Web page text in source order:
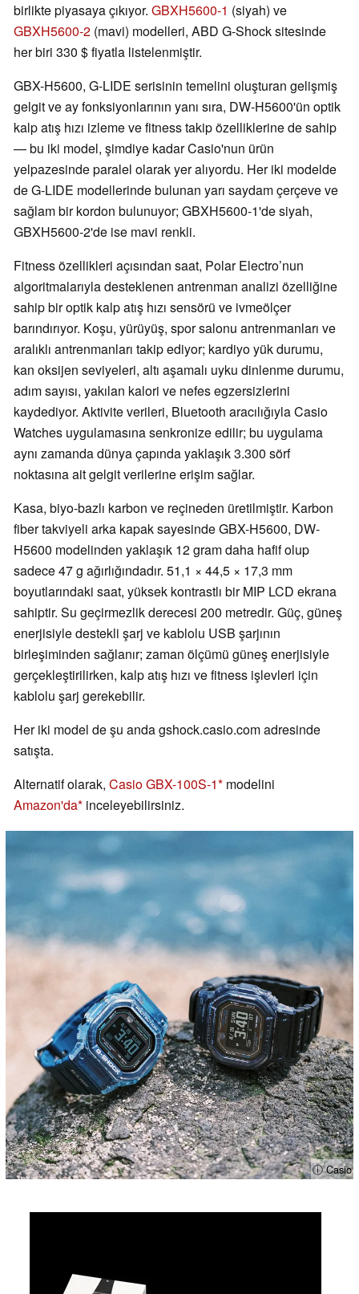
birlikte piyasaya çıkıyor. GBXH5600-1 (siyah) ve
GBXH5600-2 (mavi) modelleri, ABD G-Shock sitesinde
her biri 330 $ fiyatla listelenmiştir.
GBX-H5600, G-LIDE serisinin temelini oluşturan gelişmiş
gelgit ve ay fonksiyonlarının yanı sıra, DW-H5600'ün optik
kalp atış hızı izleme ve fitness takip özelliklerine de sahip
— bu iki model, şimdiye kadar Casio'nun ürün
yelpazesinde paralel olarak yer alıyordu. Her iki modelde
de G-LIDE modellerinde bulunan yarı saydam çerçeve ve
sağlam bir kordon bulunuyor; GBXH5600-1'de siyah,
GBXH5600-2'de ise mavi renkli.
Fitness özellikleri açısından saat, Polar Electro’nun
algoritmalarıyla desteklenen antrenman analizi özelliğine
sahip bir optik kalp atış hızı sensörü ve ivmeölçer
barındırıyor. Koşu, yürüyüş, spor salonu antrenmanları ve
aralıklı antrenmanları takip ediyor; kardiyo yük durumu,
kan oksijen seviyeleri, altı aşamalı uyku dinlenme durumu,
adım sayısı, yakılan kalori ve nefes egzersizlerini
kaydediyor. Aktivite verileri, Bluetooth aracılığıyla Casio
Watches uygulamasına senkronize edilir; bu uygulama
aynı zamanda dünya çapında yaklaşık 3.300 sörf
noktasına ait gelgit verilerine erişim sağlar.
Kasa, biyo-bazlı karbon ve reçineden üretilmiştir. Karbon
fiber takviyeli arka kapak sayesinde GBX-H5600, DW-
H5600 modelinden yaklaşık 12 gram daha hafif olup
sadece 47 g ağırlığındadır. 51,1 × 44,5 × 17,3 mm
boyutlarındaki saat, yüksek kontrastlı bir MIP LCD ekrana
sahiptir. Su geçirmezlik derecesi 200 metredir. Güç, güneş
enerjisiyle destekli şarj ve kablolu USB şarjının
birleşiminden sağlanır; zaman ölçümü güneş enerjisiyle
gerçekleştirilirken, kalp atış hızı ve fitness işlevleri için
kablolu şarj gerekebilir.
Her iki model de şu anda gshock.casio.com adresinde
satışta.
Alternatif olarak, Casio GBX-100S-1
modelini
Amazon'da inceleyebilirsiniz.
ⓘ Casio